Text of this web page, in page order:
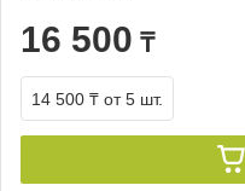
16 500 ₸
14 500 ₸ от 5 шт.